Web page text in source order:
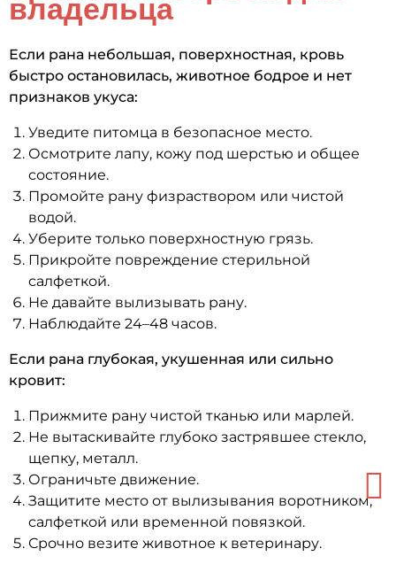
владельца
Если рана небольшая, поверхностная, кровь
быстро остановилась, животное бодрое и нет
признаков укуса:
Уведите питомца в безопасное место.
Осмотрите лапу, кожу под шерстью и общее
состояние.
Промойте рану физраствором или чистой
водой.
Уберите только поверхностную грязь.
Прикройте повреждение стерильной
салфеткой.
Не давайте вылизывать рану.
Наблюдайте 24–48 часов.
Если рана глубокая, укушенная или сильно
кровит:
Прижмите рану чистой тканью или марлей.
Не вытаскивайте глубоко застрявшее стекло,
щепку, металл.
Ограничьте движение.
Защитите место от вылизывания воротником,
салфеткой или временной повязкой.
Срочно везите животное к ветеринару.